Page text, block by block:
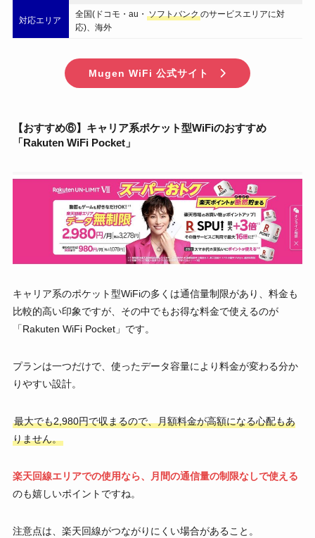
対応エリア
全国(ドコモ・au・ ソフトバンクのサービスエリアに対
応)、海外
Mugen WiFi 公式サイト
【おすすめ⑥】キャリア系ポケット型WiFiのおすすめ
「Rakuten WiFi Pocket」
キャリア系のポケット型WiFiの多くは通信量制限があり、料金も
比較的高い印象ですが、その中でもお得な料金で使えるのが
「Rakuten WiFi Pocket」です。
プランは一つだけで、使ったデータ容量により料金が変わる分か
りやすい設計。
最大でも2,980円で収まるので、月額料金が高額になる心配もあ
りません。
楽天回線エリアでの使用なら、月間の通信量の制限なしで使える
のも嬉しいポイントですね。
注意点は、楽天回線がつながりにくい場合があること。